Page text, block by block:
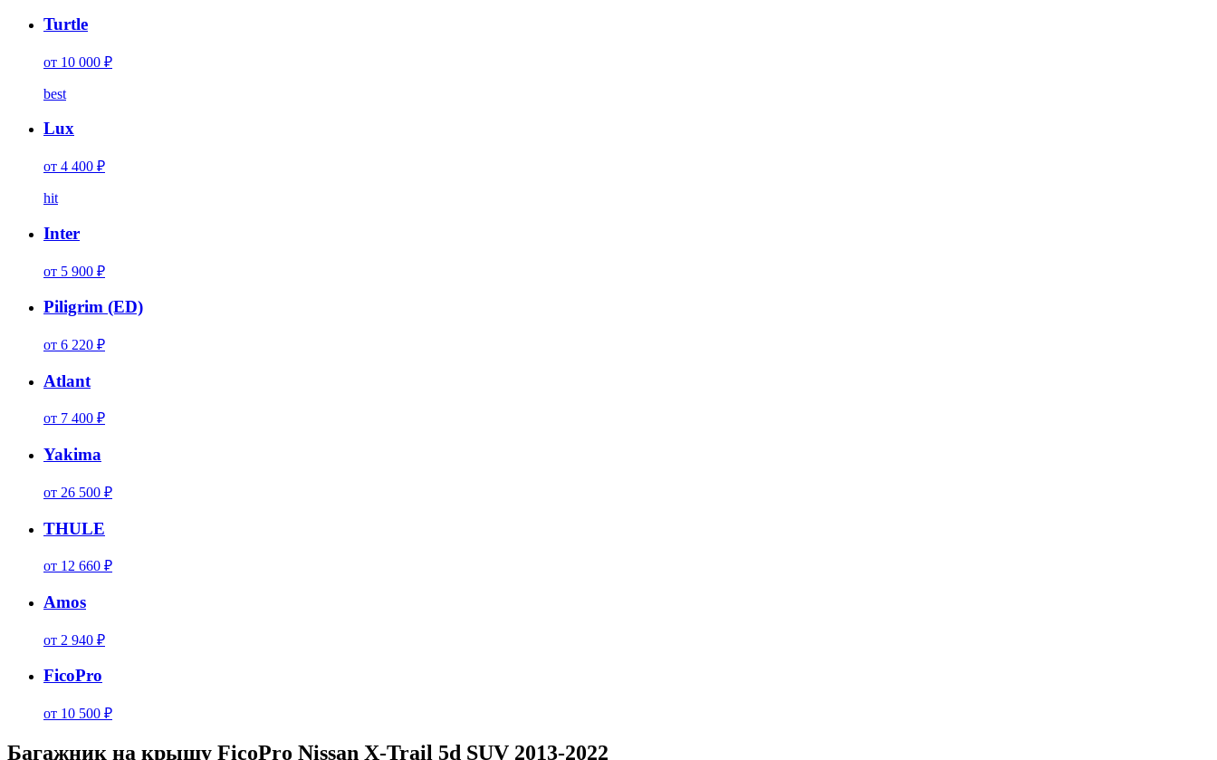
Turtle
от 10 000 ₽
best
Lux
от 4 400 ₽
hit
Inter
от 5 900 ₽
Piligrim (ED)
от 6 220 ₽
Atlant
от 7 400 ₽
Yakima
от 26 500 ₽
THULE
от 12 660 ₽
Amos
от 2 940 ₽
FicoPro
от 10 500 ₽
Багажник на крышу FicoPro Nissan X-Trail 5d SUV 2013-2022